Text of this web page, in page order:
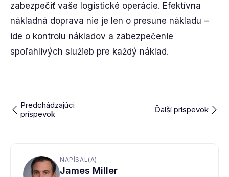
zabezpečiť vaše logistické operácie. Efektívna
nákladná doprava nie je len o presune nákladu –
ide o kontrolu nákladov a zabezpečenie
spoľahlivých služieb pre každý náklad.
Predchádzajúci
príspevok
Ďalší príspevok
NAPÍSAL(A)
James Miller